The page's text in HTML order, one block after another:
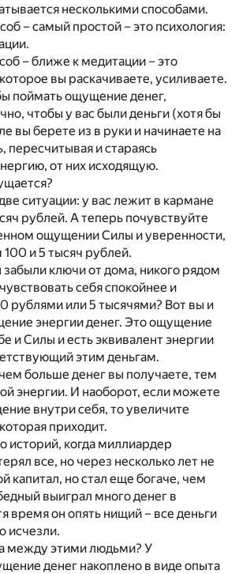
несколькими способами.
– самый простой – это психология:
– ближе к медитации – это
вы раскачиваете, усиливаете.
поймать ощущение денег,
чтобы у вас были деньги (хотя бы
вы берете из в руки и начинаете на
пересчитывая и стараясь
от них исходящую.
ситуации: у вас лежит в кармане
рублей. А теперь почувствуйте
ощущении Силы и уверенности,
и 5 тысяч рублей.
ключи от дома, никого рядом
себя спокойнее и
рублями или 5 тысячями? Вот вы и
энергии денег. Это ощущение
и Силы и есть эквивалент энергии
этим деньгам.
больше денег вы получаете, тем
энергии. И наоборот, если можете
внутри себя, то увеличите
приходит.
историй, когда миллиардер
все, но через несколько лет не
капитал, но стал еще богаче, чем
выиграл много денег в
время он опять нищий – все деньги
исчезли.
между этими людьми? У
денег накоплено в виде опыта